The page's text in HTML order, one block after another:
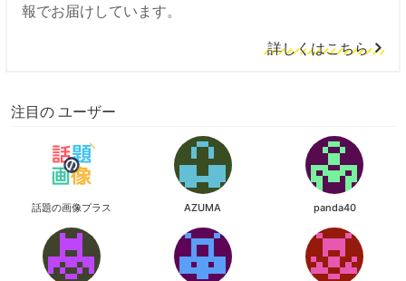
報でお届けしています。
詳しくはこちら
注目の ユーザー
話題の画像プラス AZUMA panda40